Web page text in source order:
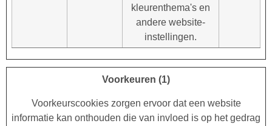
kleurenthema's en
andere website-
instellingen.
Voorkeuren (1)
Voorkeurscookies zorgen ervoor dat een website
informatie kan onthouden die van invloed is op het gedrag